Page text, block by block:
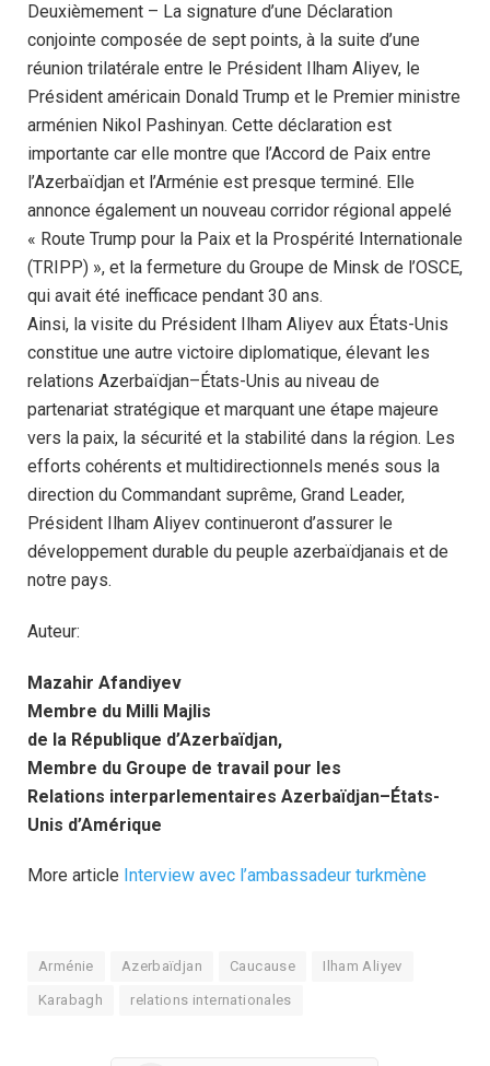
Deuxièmement – La signature d’une Déclaration
conjointe composée de sept points, à la suite d’une
réunion trilatérale entre le Président Ilham Aliyev, le
Président américain Donald Trump et le Premier ministre
arménien Nikol Pashinyan. Cette déclaration est
importante car elle montre que l’Accord de Paix entre
l’Azerbaïdjan et l’Arménie est presque terminé. Elle
annonce également un nouveau corridor régional appelé
« Route Trump pour la Paix et la Prospérité Internationale
(TRIPP) », et la fermeture du Groupe de Minsk de l’OSCE,
qui avait été inefficace pendant 30 ans.
Ainsi, la visite du Président Ilham Aliyev aux États-Unis
constitue une autre victoire diplomatique, élevant les
relations Azerbaïdjan–États-Unis au niveau de
partenariat stratégique et marquant une étape majeure
vers la paix, la sécurité et la stabilité dans la région. Les
efforts cohérents et multidirectionnels menés sous la
direction du Commandant suprême, Grand Leader,
Président Ilham Aliyev continueront d’assurer le
développement durable du peuple azerbaïdjanais et de
notre pays.
Auteur:
Mazahir Afandiyev
Membre du Milli Majlis
de la République d’Azerbaïdjan,
Membre du Groupe de travail pour les
Relations interparlementaires Azerbaïdjan–États-
Unis d’Amérique
More article Interview avec l’ambassadeur turkmène
Arménie Azerbaïdjan Caucause Ilham Aliyev
Karabagh relations internationales